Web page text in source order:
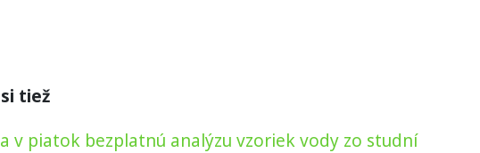
tiež
v piatok bezplatnú analýzu vzoriek vody zo studní